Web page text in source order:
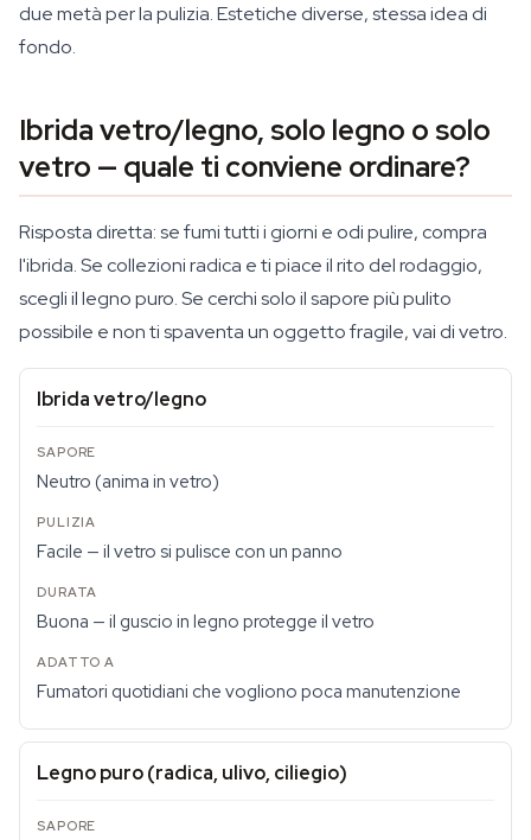
due metà per la pulizia. Estetiche diverse, stessa idea di
fondo.
Ibrida vetro/legno, solo legno o solo
vetro — quale ti conviene ordinare?
Risposta diretta: se fumi tutti i giorni e odi pulire, compra
l'ibrida. Se collezioni radica e ti piace il rito del rodaggio,
scegli il legno puro. Se cerchi solo il sapore più pulito
possibile e non ti spaventa un oggetto fragile, vai di vetro.
Ibrida vetro/legno
Neutro (anima in vetro)
Facile — il vetro si pulisce con un panno
Buona — il guscio in legno protegge il vetro
Fumatori quotidiani che vogliono poca manutenzione
Legno puro (radica, ulivo, ciliegio)